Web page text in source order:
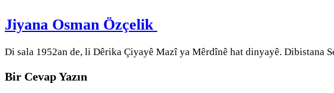
Jiyana Osman Özçelik
Di sala 1952an de, li Dêrika Çiyayê Mazî ya Mêrdînê hat dinyayê. Dibistana
Bir Cevap Yazın